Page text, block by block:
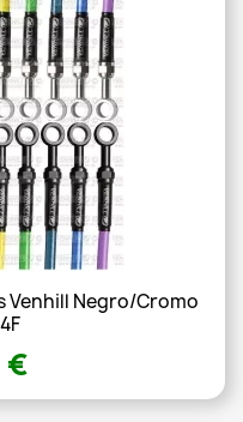
Venhill Negro/Cromo
€